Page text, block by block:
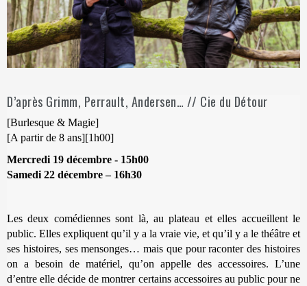
D’après Grimm, Perrault, Andersen… // Cie du Détour
[Burlesque & Magie]
[A partir de 8 ans][1h00]
Mercredi 19 décembre - 15h00
Samedi 22 décembre – 16h30
Les deux comédiennes sont là, au plateau et elles accueillent le
public. Elles expliquent qu’il y a la vraie vie, et qu’il y a le théâtre et
ses histoires, ses mensonges… mais que pour raconter des histoires
on a besoin de matériel, qu’on appelle des accessoires. L’une
d’entre elle décide de montrer certains accessoires au public pour ne